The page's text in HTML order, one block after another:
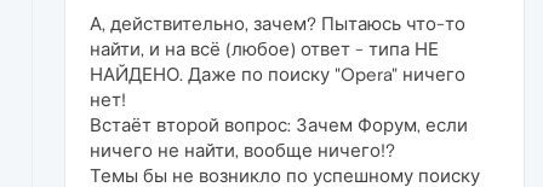
А, действительно, зачем? Пытаюсь что-то
найти, и на всё (любое) ответ - типа НЕ
НАЙДЕНО. Даже по поиску "Opera" ничего
нет!
Встаёт второй вопрос: Зачем Форум, если
ничего не найти, вообще ничего!?
Темы бы не возникло по успешному поиску